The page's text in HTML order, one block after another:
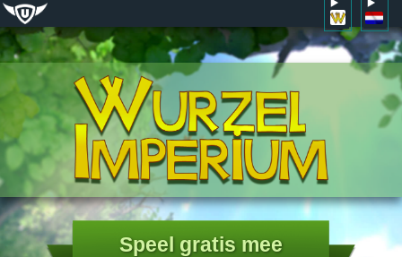
Speel gratis mee